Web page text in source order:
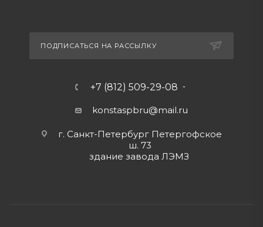
ПОДПИСАТЬСЯ НА РАССЫЛКУ
+7 (812) 509-29-08
konstaspbru@mail.ru
г. Санкт-Петербург Петергофское
ш. 73
здание завода ЛЭМЗ